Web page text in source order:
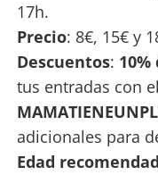
17h.
Precio: 8€, 15€ y
Descuentos:
tus entradas con
adicionales para
Edad